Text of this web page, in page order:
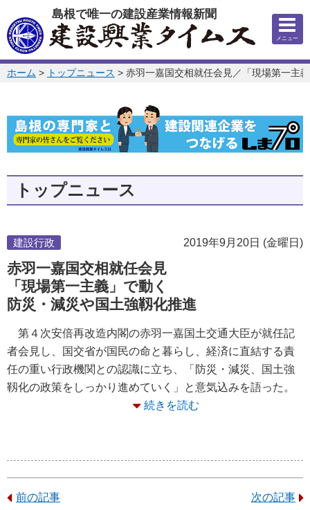
このページの本文へ
島根で唯一の建設産業情報新聞
メニュー
このページの位置:
ホーム > トップニュース > 赤羽一嘉国交相就任会見／「現場第一主
トップニュース
2019年9月20日 (金曜日)
建設行政
赤羽一嘉国交相就任会見
「現場第一主義」で動く
防災・減災や国土強靱化推進
第４次安倍再改造内閣の赤羽一嘉国土交通大臣が就任記
者会見し、国交省が国民の命と暮らし、経済に直結する責
任の重い行政機関との認識に立ち、「防災・減災、国土強
靱化の政策をしっかり進めていく」と意気込みを語った。
続きを読む
前の記事 次の記事